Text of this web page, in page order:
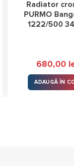
Radiator
PURMO
1222/500
680,00
ADAUGĂ ÎN